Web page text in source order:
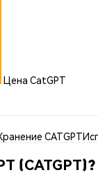
Цена CatGPT
CATGPT
(CATGPT)?